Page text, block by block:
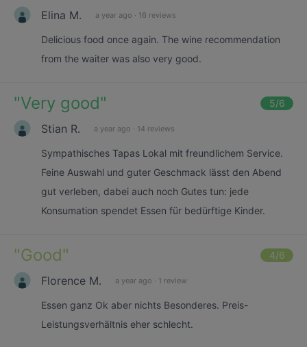
Elina M. a year ago · 16 reviews
Delicious food once again. The wine recommendation
from the waiter was also very good.
"Very good" 5/6
Stian R. a year ago · 14 reviews
Sympathisches Tapas Lokal mit freundlichem Service.
Feine Auswahl und guter Geschmack lässt den Abend
gut verleben, dabei auch noch Gutes tun: jede
Konsumation spendet Essen für bedürftige Kinder.
"Good" 4/6
Florence M. a year ago · 1 review
Essen ganz Ok aber nichts Besonderes. Preis-
Leistungsverhältnis eher schlecht.